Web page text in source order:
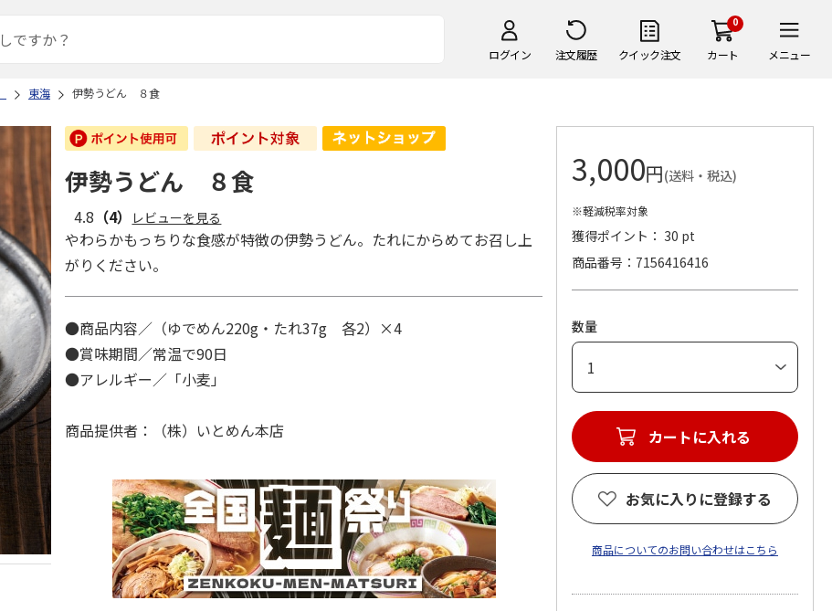
ログイン 注文履歴 クイック注文
0
カート メニュー
東海 伊勢うどん ８食
伊勢うどん ８食
4.8 （4） レビューを見る
やわらかもっちりな食感が特徴の伊勢うどん。たれにからめてお召し上
がりください。
●商品内容／（ゆでめん220g・たれ37g 各2）×4
●賞味期間／常温で90日
●アレルギー／「小麦」
商品提供者：（株）いとめん本店
3,000円(送料・税込)
※軽減税率対象
獲得ポイント： 30 pt
商品番号
7156416416
数量
カートに入れる
お気に入りに登録する
商品についてのお問い合わせはこちら